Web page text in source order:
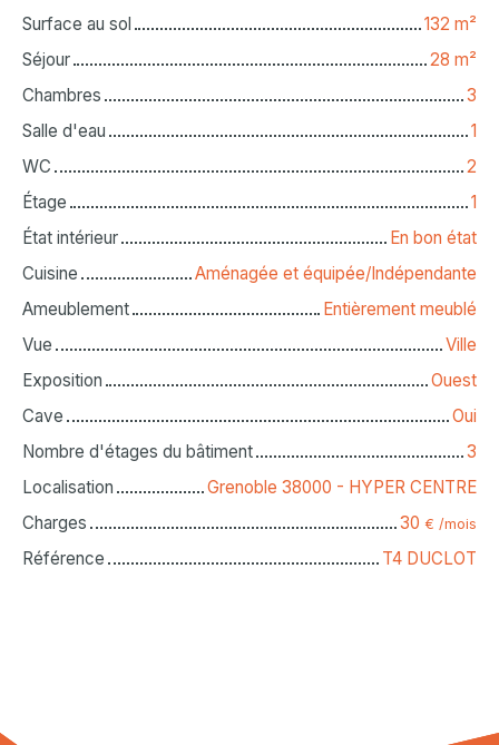
Surface au sol
132 m²
Séjour
28 m²
Chambres
3
Salle d'eau
1
WC
2
Étage
1
État intérieur
En bon état
Cuisine
Aménagée et équipée/Indépendante
Ameublement
Entièrement meublé
Vue
Ville
Exposition
Ouest
Cave
Oui
Nombre d'étages du bâtiment
3
Localisation
Grenoble 38000 - HYPER CENTRE
Charges
30 € /mois
Référence T4 DUCLOT